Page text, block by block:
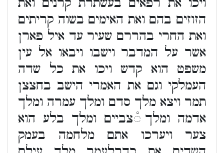
ויכו את רפאים בעשתרת קרנים ואת
הזוזים בהם ואת האימים בשוה קריתים
ואת החרי בהררם שעיר עד איל פארן
אשר על המדבר וישבו ויבאו אל עין
משפט הוא קדש ויכו את כל שדה
העמלקי וגם את האמרי הישב בחצצן
תמר ויצא מלך סדם ומלך עמרה ומלך
אדמה ומלך ֯צביים ומלך בלע הוא
צער ויערכו אתם מלחמה בעמק